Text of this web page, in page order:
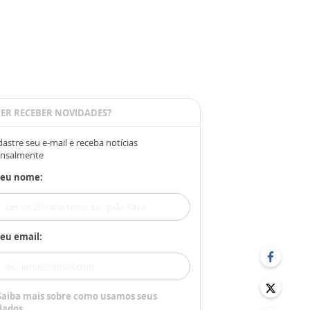
RECEBER NOVIDADES?
seu e-mail e receba notícias
nome:
email:
mais sobre como usamos seus